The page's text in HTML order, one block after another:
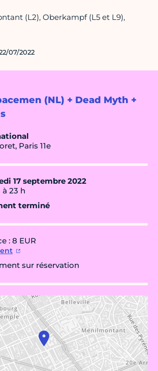
(NL) + Dead Myth +
Paris 11e
17 septembre 2022
à 23 h
terminé
: 8 EUR
sur réservation
(L2), Oberkampf (L5 et L9),
07/2022